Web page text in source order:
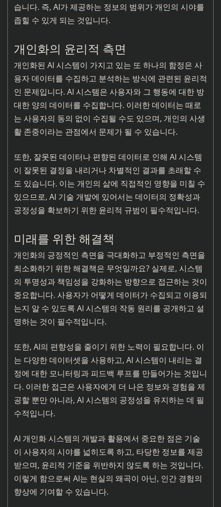
습니다. 즉, AI가 제공하는 정보의 범위가 개인의 시야를
좁힐 수 있게 되는 것입니다.
개인화의 윤리적 측면
개인화된 AI 시스템이 가지고 있는 또 하나의 함정은 사
용자 데이터를 수집하고 분석하는 방식에 관련된 윤리적
인 문제입니다. AI 시스템은 사용자와 그 행동에 대한 방
대한 양의 데이터를 수집합니다. 이러한 데이터는 때로
는 사용자의 동의 없이 수집될 수도 있으며, 개인의 사생
활 존중이라는 관점에서 문제가 될 수 있습니다.
또한, 잘못된 데이터나 편향된 데이터로 인해 AI 시스템
이 잘못된 결정을 내리거나 차별적인 결과를 초래할 수
도 있습니다. 이는 개인의 삶에 직접적인 영향을 미칠 수
있으므로, AI 기술 개발에 있어서는 데이터의 정확성과
공정성을 확보하기 위한 윤리적 규범이 필수적입니다.
미래를 위한 해결책
개인화의 긍정적인 측면을 극대화하고 부정적인 측면을
최소화하기 위한 해결책은 무엇일까요? 실제로, 시스템
의 투명성과 책임성을 강화하는 방향으로 접근하는 것이
중요합니다. 사용자가 어떻게 데이터가 수집되고 이용되
는지 알 수 있도록 AI 시스템의 작동 원리를 공개하고 설
명하는 것이 필수적입니다.
또한, AI의 편향성을 줄이기 위한 노력이 필요합니다. 이
는 다양한 데이터셋을 사용하고, AI 시스템이 내리는 결
정에 대한 모니터링과 피드백 루프를 만들어가는 것입니
다. 이러한 접근은 사용자에게 더 나은 정보와 경험을 제
공할 뿐만 아니라, AI 시스템의 공정성을 유지하는 데 필
수적입니다.
AI 개인화 시스템의 개발과 활용에서 중요한 점은 기술
이 사용자의 시야를 넓히도록 하고, 타당한 정보를 제공
받으며, 윤리적 기준을 위반하지 않도록 하는 것입니다.
이렇게 함으로써 AI는 현실의 왜곡이 아닌, 인간 경험의
향상에 기여할 수 있습니다.